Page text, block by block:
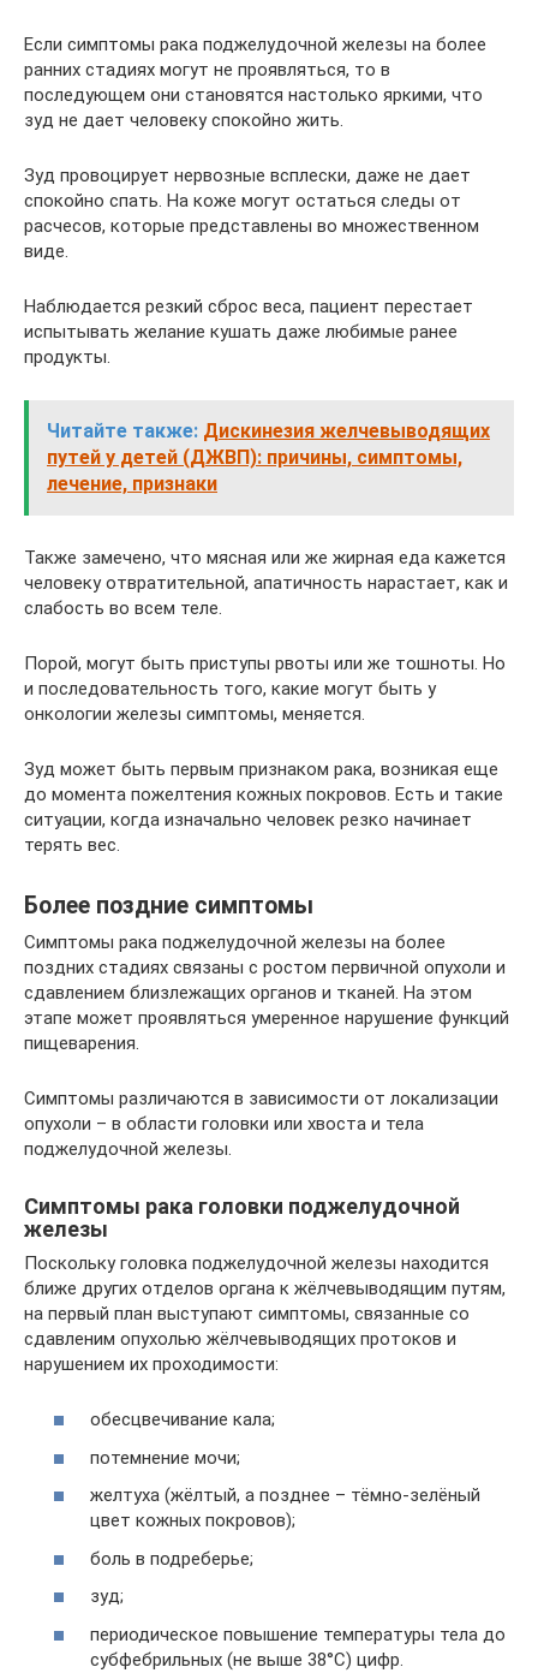
Если симптомы рака поджелудочной железы на более
ранних стадиях могут не проявляться, то в
последующем они становятся настолько яркими, что
зуд не дает человеку спокойно жить.
Зуд провоцирует нервозные всплески, даже не дает
спокойно спать. На коже могут остаться следы от
расчесов, которые представлены во множественном
виде.
Наблюдается резкий сброс веса, пациент перестает
испытывать желание кушать даже любимые ранее
продукты.
Читайте также: Дискинезия желчевыводящих
путей у детей (ДЖВП): причины, симптомы,
лечение, признаки
Также замечено, что мясная или же жирная еда кажется
человеку отвратительной, апатичность нарастает, как и
слабость во всем теле.
Порой, могут быть приступы рвоты или же тошноты. Но
и последовательность того, какие могут быть у
онкологии железы симптомы, меняется.
Зуд может быть первым признаком рака, возникая еще
до момента пожелтения кожных покровов. Есть и такие
ситуации, когда изначально человек резко начинает
терять вес.
Более поздние симптомы
Симптомы рака поджелудочной железы на более
поздних стадиях связаны с ростом первичной опухоли и
сдавлением близлежащих органов и тканей. На этом
этапе может проявляться умеренное нарушение функций
пищеварения.
Симптомы различаются в зависимости от локализации
опухоли – в области головки или хвоста и тела
поджелудочной железы.
Симптомы рака головки поджелудочной
железы
Поскольку головка поджелудочной железы находится
ближе других отделов органа к жёлчевыводящим путям,
на первый план выступают симптомы, связанные со
сдавленим опухолью жёлчевыводящих протоков и
нарушением их проходимости:
обесцвечивание кала;
потемнение мочи;
желтуха (жёлтый, а позднее – тёмно-зелёный
цвет кожных покровов);
боль в подреберье;
зуд;
периодическое повышение температуры тела до
субфебрильных (не выше 38°C) цифр.